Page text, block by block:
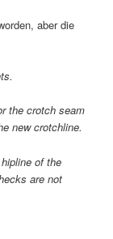
aber die
the crotch seam
new crotchline.
of the
are not